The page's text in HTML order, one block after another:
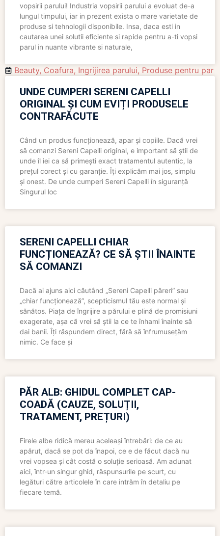
vopsirii parului! Industria vopsirii parului a evoluat de-a
lungul timpului, iar in prezent exista o mare varietate de
produse si tehnologii disponibile. Insa, daca esti in
cautarea unei solutii eficiente si rapide pentru a-ti vopsi
parul in nuante vibrante si naturale,
Beauty, Coafura, Ingrijirea parului, Produse pentru par
UNDE CUMPERI SERENI CAPELLI
ORIGINAL ȘI CUM EVIȚI PRODUSELE
CONTRAFĂCUTE
Când un produs funcționează, apar și copiile. Dacă vrei
să comanzi Sereni Capelli original, e important să știi de
unde îl iei ca să primești exact tratamentul autentic, la
prețul corect și cu garanție. Îți explicăm mai jos, simplu
și onest. De unde cumperi Sereni Capelli în siguranță
Singurul loc
SERENI CAPELLI CHIAR
FUNCȚIONEAZĂ? CE SĂ ȘTII ÎNAINTE
SĂ COMANZI
Dacă ai ajuns aici căutând „Sereni Capelli păreri” sau
„chiar funcționează”, scepticismul tău este normal și
sănătos. Piața de îngrijire a părului e plină de promisiuni
exagerate, așa că vrei să știi la ce te înhami înainte să
dai banii. Îți răspundem direct, fără să înfrumusețăm
nimic. Ce face și
PĂR ALB: GHIDUL COMPLET CAP-
COADĂ (CAUZE, SOLUȚII,
TRATAMENT, PREȚURI)
Firele albe ridică mereu aceleași întrebări: de ce au
apărut, dacă se pot da înapoi, ce e de făcut dacă nu
vrei vopsea și cât costă o soluție serioasă. Am adunat
aici, într-un singur ghid, răspunsurile pe scurt, cu
legături către articolele în care intrăm în detaliu pe
fiecare temă.